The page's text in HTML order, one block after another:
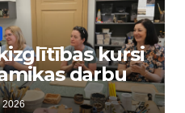
kursi
darbu
pamati”
2026